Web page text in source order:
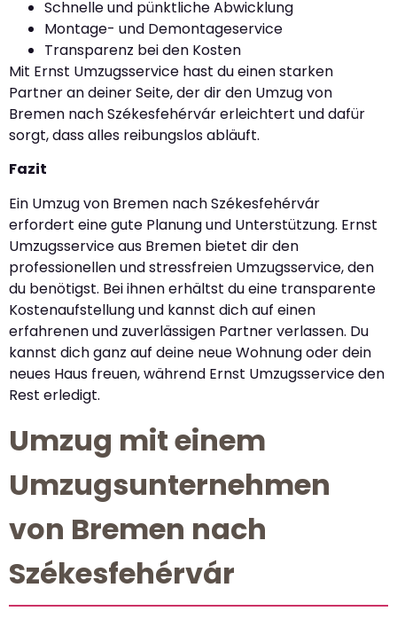
Schnelle und pünktliche Abwicklung
Montage- und Demontageservice
Transparenz bei den Kosten
Mit Ernst Umzugsservice hast du einen starken
Partner an deiner Seite, der dir den Umzug von
Bremen nach Székesfehérvár erleichtert und dafür
sorgt, dass alles reibungslos abläuft.
Fazit
Ein Umzug von Bremen nach Székesfehérvár
erfordert eine gute Planung und Unterstützung. Ernst
Umzugsservice aus Bremen bietet dir den
professionellen und stressfreien Umzugsservice, den
du benötigst. Bei ihnen erhältst du eine transparente
Kostenaufstellung und kannst dich auf einen
erfahrenen und zuverlässigen Partner verlassen. Du
kannst dich ganz auf deine neue Wohnung oder dein
neues Haus freuen, während Ernst Umzugsservice den
Rest erledigt.
Umzug mit einem
Umzugsunternehmen
von Bremen nach
Székesfehérvár